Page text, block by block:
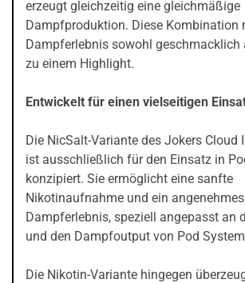
erzeugt gleichzeitig eine gleichmäßige
Dampfproduktion. Diese Kombination
Dampferlebnis sowohl geschmacklich
zu einem Highlight.
Entwickelt für einen vielseitigen
Die NicSalt-Variante des Jokers Cloud
ist ausschließlich für den Einsatz in
konzipiert. Sie ermöglicht eine sanfte
Nikotinaufnahme und ein angenehmes
Dampferlebnis, speziell angepasst an
und den Dampfoutput von Pod
Die Nikotin-Variante hingegen